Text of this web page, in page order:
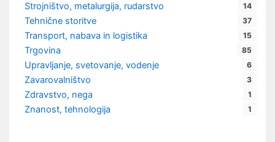
Strojništvo, metalurgija, rudarstvo 14
Tehnične storitve 37
Transport, nabava in logistika 15
Trgovina 85
Upravljanje, svetovanje, vodenje 6
Zavarovalništvo 3
Zdravstvo, nega 1
Znanost, tehnologija 1